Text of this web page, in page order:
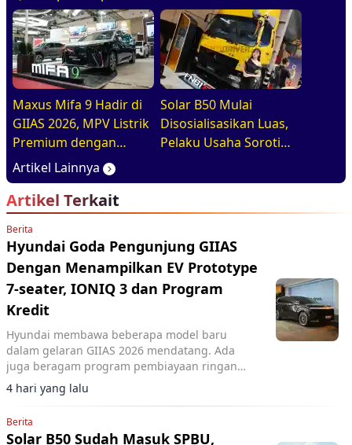
Positif di GIIAS 2026
Maxus Mifa 9 Hadir di
GIIAS 2026, MPV Listrik
Premium dengan
Definisi Baru Quiet
Luxury
Solar B50 Mulai
Disosialisasikan Luas,
Pelaku Usaha Soroti
BBM
Artikel Lainnya
Artikel Terkait
Berita
Hyundai Goda Pengunjung GIIAS
Dengan Menampilkan EV Prototype
7-seater, IONIQ 3 dan Program
Kredit
Hyundai membawa beberapa model baru
dalam gelaran GIIAS 2026 mendatang. Ada
juga beragam program pembiayaan ringan
yang mereka rilis.
4 hari yang lalu
Berita
Solar B50 Sudah Masuk SPBU,